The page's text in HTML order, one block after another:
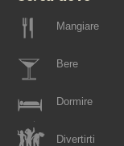
Mangiare
Bere
Dormire
Divertirti